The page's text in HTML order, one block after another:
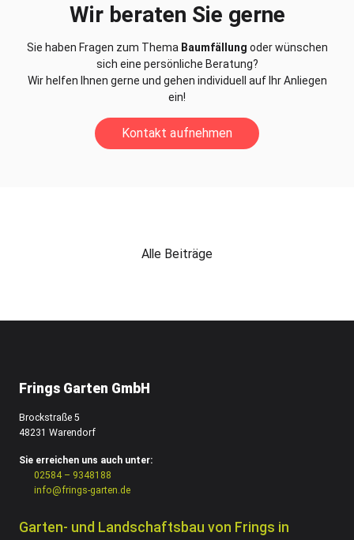
Wir beraten Sie gerne
Sie haben Fragen zum Thema Baumfällung oder wünschen
sich eine persönliche Beratung?
Wir helfen Ihnen gerne und gehen individuell auf Ihr Anliegen
ein!
Kontakt aufnehmen
Alle Beiträge
Frings Garten GmbH
Brockstraße 5
48231 Warendorf
Sie erreichen uns auch unter:
02584 – 9348188
info@frings-garten.de
Garten- und Landschaftsbau von Frings in